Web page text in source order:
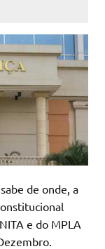
de onde, a
e do MPLA